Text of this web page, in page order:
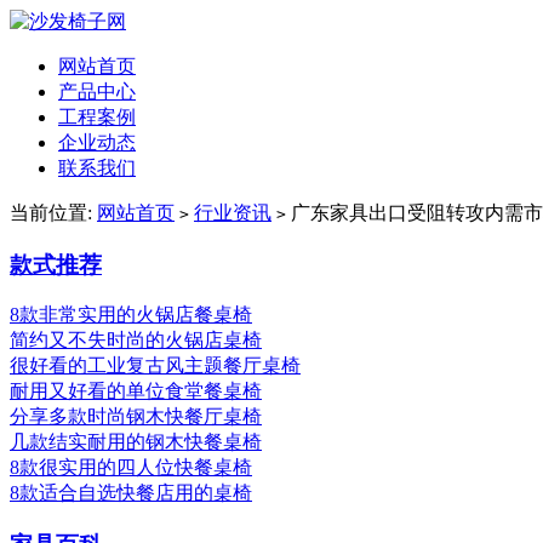
网站首页
产品中心
工程案例
企业动态
联系我们
当前位置: 网站首页 > 行业资讯 > 广东家具出口受阻转攻内需
款式推荐
8款非常实用的火锅店餐桌椅
简约又不失时尚的火锅店桌椅
很好看的工业复古风主题餐厅桌椅
耐用又好看的单位食堂餐桌椅
分享多款时尚钢木快餐厅桌椅
几款结实耐用的钢木快餐桌椅
8款很实用的四人位快餐桌椅
8款适合自选快餐店用的桌椅